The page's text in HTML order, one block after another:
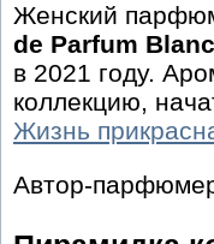
Женский
de Parfum
в 2021 году.
коллекцию,
Жизнь
Автор-